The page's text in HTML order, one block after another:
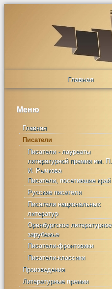
Главная
Меню
Главная
Писатели
Писатели - лауреаты
литературной премии им. П.
И. Рычкова
Писатели, посетившие край
Русские писатели
Писатели национальных
литератур
Оренбургское литературное
зарубежье
Писатели-фронтовики
Писатели-классики
Произведения
Литературные премии